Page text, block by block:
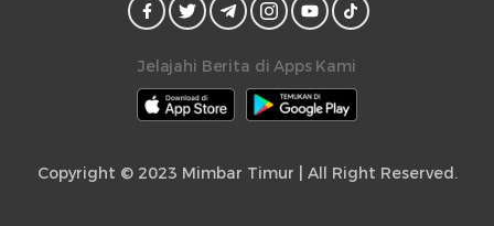
Jelajahi Berita di Apps Kami
Copyright © 2023 Mimbar Timur | All Right Reserved.